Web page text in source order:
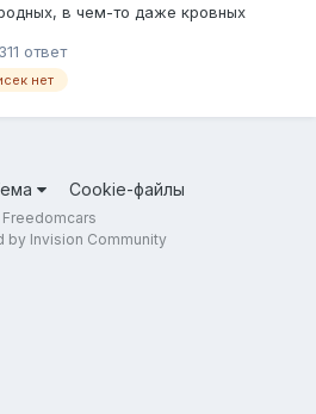
в чем-то даже кровных
модератора Антона не похабные.
чем, нет в моем гараже машин
311 ответ
нет
Cookie-файлы
Freedomcars
by Invision Community